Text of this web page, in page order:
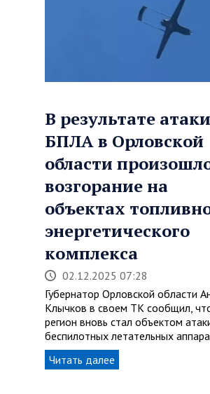
В результате атаки
БПЛА в Орловской
области
возгорание на
объектах
энергетического
комплекса
02.12.2025 07:28
Губернатор Орловской области
Клычков в своем TК сообщил,
регион вновь стал объектом
беспилотных летательных
Читать далее